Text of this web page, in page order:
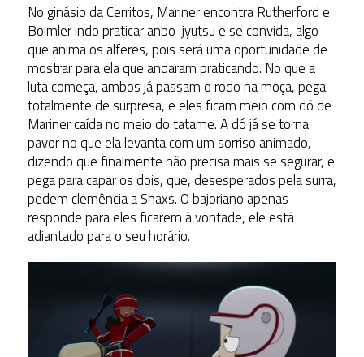
No ginásio da Cerritos, Mariner encontra Rutherford e
Boimler indo praticar anbo-jyutsu e se convida, algo
que anima os alferes, pois será uma oportunidade de
mostrar para ela que andaram praticando. No que a
luta começa, ambos já passam o rodo na moça, pega
totalmente de surpresa, e eles ficam meio com dó de
Mariner caída no meio do tatame. A dó já se torna
pavor no que ela levanta com um sorriso animado,
dizendo que finalmente não precisa mais se segurar, e
pega para capar os dois, que, desesperados pela surra,
pedem clemência a Shaxs. O bajoriano apenas
responde para eles ficarem à vontade, ele está
adiantado para o seu horário.